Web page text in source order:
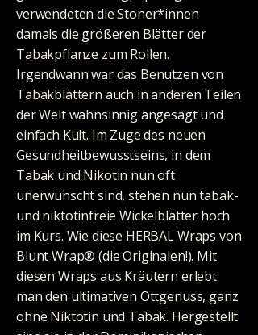
verwendeten die Stoner*innen
damals die größeren Blätter der
Tabakpflanze zum Rollen.
Irgendwann war das Benutzen von
Tabakblättern auch in anderen Teilen
der Welt wahnsinnig angesagt und
einfach Kult. Im Zuge des neuen
Gesundheitbewusstseins, in dem
Tabak und Nikotin nun oft
unerwünscht sind, stehen nun tabak-
und niktotinfreie Wickelblätter hoch
im Kurs. Wie diese HERBAL Wraps von
Blunt Wrap® (die Originalen!). Mit
diesen Wraps aus Kräutern erlebt
man den ultimativen Ottgenuss, ganz
ohne Niktotin und Tabak. Hergestellt